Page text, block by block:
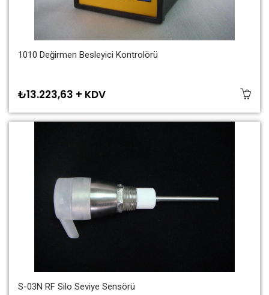
1010 Değirmen Besleyici Kontrolörü
₺13.223,63 + KDV
S-03N RF Silo Seviye Sensörü